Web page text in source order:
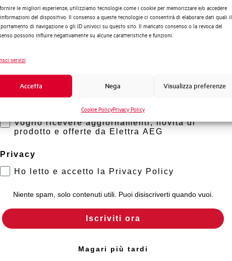
le migliori esperienze, utilizziamo tecnologie come i cookie per memorizzare e/o accedere
del dispositivo. Il consenso a queste tecnologie ci consentirà di elaborare dati quali il
di navigazione o gli ID univoci su questo sito. Il mancato consenso o la revoca del
possono influire negativamente su alcune caratteristiche e funzioni.
servizi
Accetta Nega Visualizza preferenze
Cookie PolicyPrivacy Policy
Tensione di impiego min-max AC
Frequenza
Capacità di rottura EN60947-2 Icu a 400V
Capacità di rottura di servizio Ics (%Icu)
Capacità dei terminali
Temperatura di impiego
Automazione Industriale
Fotovoltaico
Sistema Quadri
Formazione tecnica
Voglio ricevere aggiornamenti, novità di
prodotto e offerte da Elettra AEG
Privacy
Ho letto e accetto la Privacy Policy
Niente spam, solo contenuti utili. Puoi disiscriverti quando vuoi.
Iscriviti ora
Magari più tardi